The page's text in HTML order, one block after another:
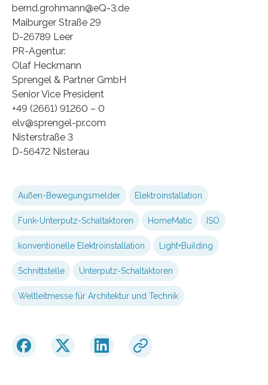
bernd.grohmann@eQ-3.de
Maiburger Straße 29
D-26789 Leer
PR-Agentur:
Olaf Heckmann
Sprengel & Partner GmbH
Senior Vice President
+49 (2661) 91260 – 0
elv@sprengel-pr.com
Nisterstraße 3
D-56472 Nisterau
Außen-Bewegungsmelder Elektroinstallation
Funk-Unterputz-Schaltaktoren HomeMatic ISO
konventionelle Elektroinstallation Light+Building
Schnittstelle Unterputz-Schaltaktoren
Weltleitmesse für Architektur und Technik